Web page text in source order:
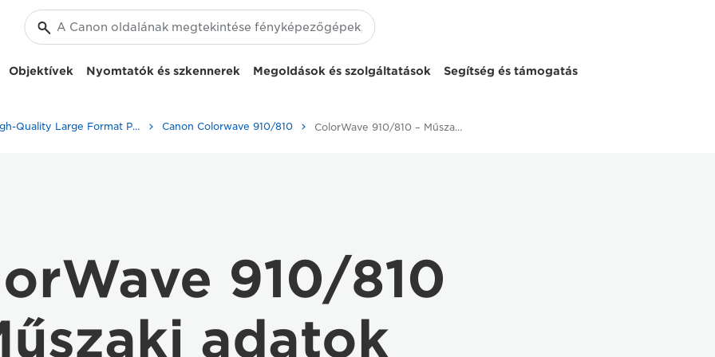
Objektívek Nyomtatók és szkennerek Megoldások és szolgáltatások Segítség és támogatás
High-Quality Large Format Printers for CAD/GIS and Stunning Graphics Canon Colorwave 910/810 ColorWave 910/810 – Műszaki adatok
910/810
adatok